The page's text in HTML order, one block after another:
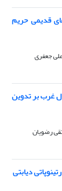
قدیمی حریم
جعفری
غرب بر تدوین
رضویان
دیابتی